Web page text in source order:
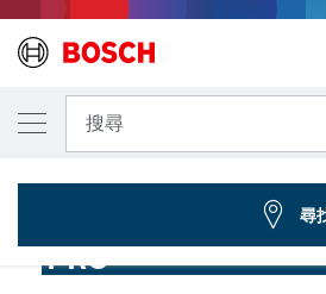
搜尋
... PRO ACZ 100 BB 專業款鎢鋼半圓鋸
PRO
您選取的款式
PRO ACZ 100 BB 雙金屬
2 608 669 118
尋